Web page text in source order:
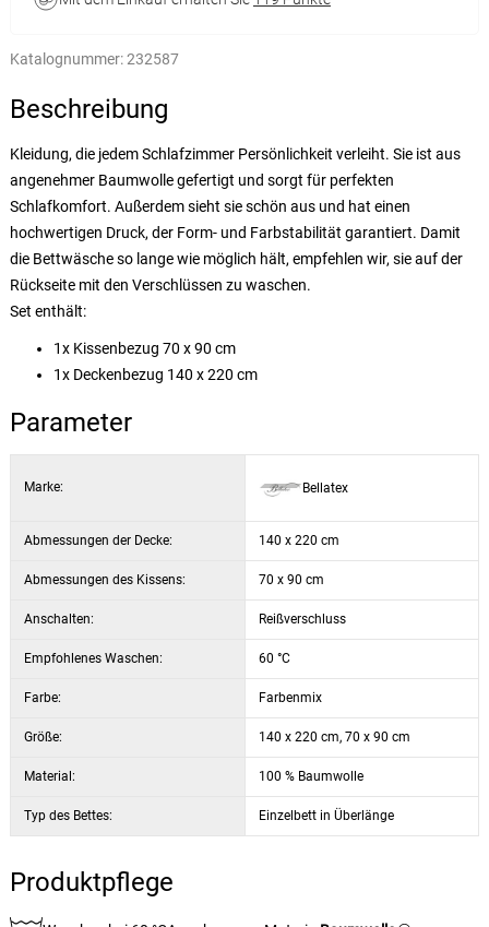
Katalognummer:232587
Beschreibung
Kleidung, die jedem Schlafzimmer Persönlichkeit verleiht. Sie ist aus
angenehmer Baumwolle gefertigt und sorgt für perfekten
Schlafkomfort. Außerdem sieht sie schön aus und hat einen
hochwertigen Druck, der Form- und Farbstabilität garantiert. Damit
die Bettwäsche so lange wie möglich hält, empfehlen wir, sie auf der
Rückseite mit den Verschlüssen zu waschen.
Set enthält:
1x Kissenbezug 70 x 90 cm
1x Deckenbezug 140 x 220 cm
Parameter
Marke: Bellatex
Abmessungen der Decke: 140 x 220 cm
Abmessungen des Kissens: 70 x 90 cm
Anschalten: Reißverschluss
Empfohlenes Waschen: 60 °C
Farbe: Farbenmix
Größe: 140 x 220 cm, 70 x 90 cm
Material: 100 % Baumwolle
Typ des Bettes: Einzelbett in Überlänge
Produktpflege